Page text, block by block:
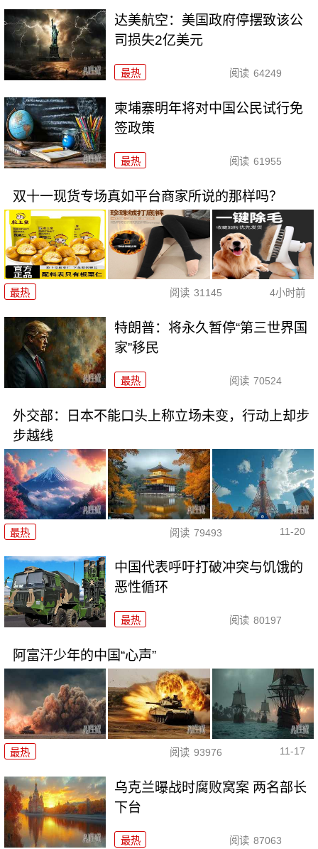
达美航空：美国政府停摆致该公
司损失2亿美元
最热 阅读 64249
柬埔寨明年将对中国公民试行免
签政策
最热 阅读 61955
双十一现货专场真如平台商家所说的那样吗？
最热 阅读 31145 4小时前
特朗普：将永久暂停“第三世界国
家”移民
最热 阅读 70524
外交部：日本不能口头上称立场未变，行动上却步
步越线
最热 阅读 79493 11-20
中国代表呼吁打破冲突与饥饿的
恶性循环
最热 阅读 80197
阿富汗少年的中国“心声”
最热 阅读 93976 11-17
乌克兰曝战时腐败窝案 两名部长
下台
最热 阅读 87063